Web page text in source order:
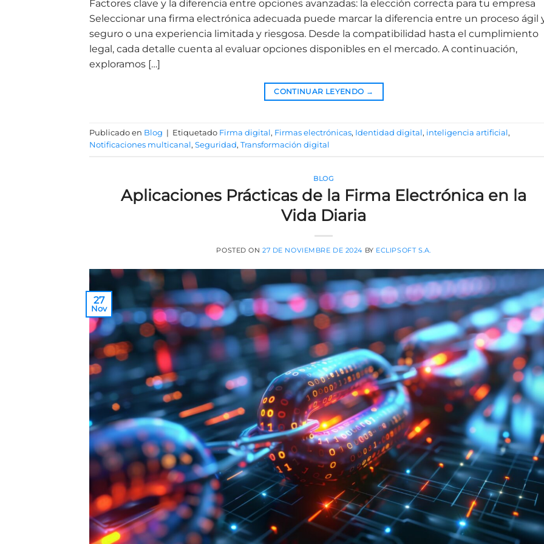
Factores clave y la diferencia entre opciones avanzadas: la elección correcta para tu empresa
Seleccionar una firma electrónica adecuada puede marcar la diferencia entre un proceso ágil
seguro o una experiencia limitada y riesgosa. Desde la compatibilidad hasta el cumplimiento
legal, cada detalle cuenta al evaluar opciones disponibles en el mercado. A continuación,
exploramos […]
CONTINUAR LEYENDO →
Publicado en Blog | Etiquetado Firma digital, Firmas electrónicas, Identidad digital, inteligencia artificial,
Notificaciones multicanal, Seguridad, Transformación digital
BLOG
Aplicaciones Prácticas de la Firma Electrónica en la
Vida Diaria
POSTED ON27 DE NOVIEMBRE DE 2024 BY ECLIPSOFT S.A.
27
Nov